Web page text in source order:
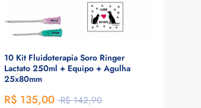
10 Kit Fluidoterapia Soro Ringer
Lactato 250ml + Equipo + Agulha
25x80mm
R$ 135,00 R$ 142,90